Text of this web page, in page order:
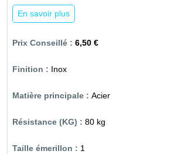
En savoir plus
6,50 €
Inox
Acier
80 kg
1